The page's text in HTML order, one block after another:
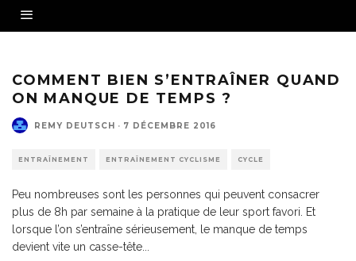
COMMENT BIEN S’ENTRAÎNER QUAND
ON MANQUE DE TEMPS ?
REMY DEUTSCH · 7 DÉCEMBRE 2016
ENTRAÎNEMENT ENTRAÎNEMENT CYCLISME CYCLE
Peu nombreuses sont les personnes qui peuvent consacrer
plus de 8h par semaine à la pratique de leur sport favori. Et
lorsque l’on s’entraîne sérieusement, le manque de temps
devient vite un casse-tête...